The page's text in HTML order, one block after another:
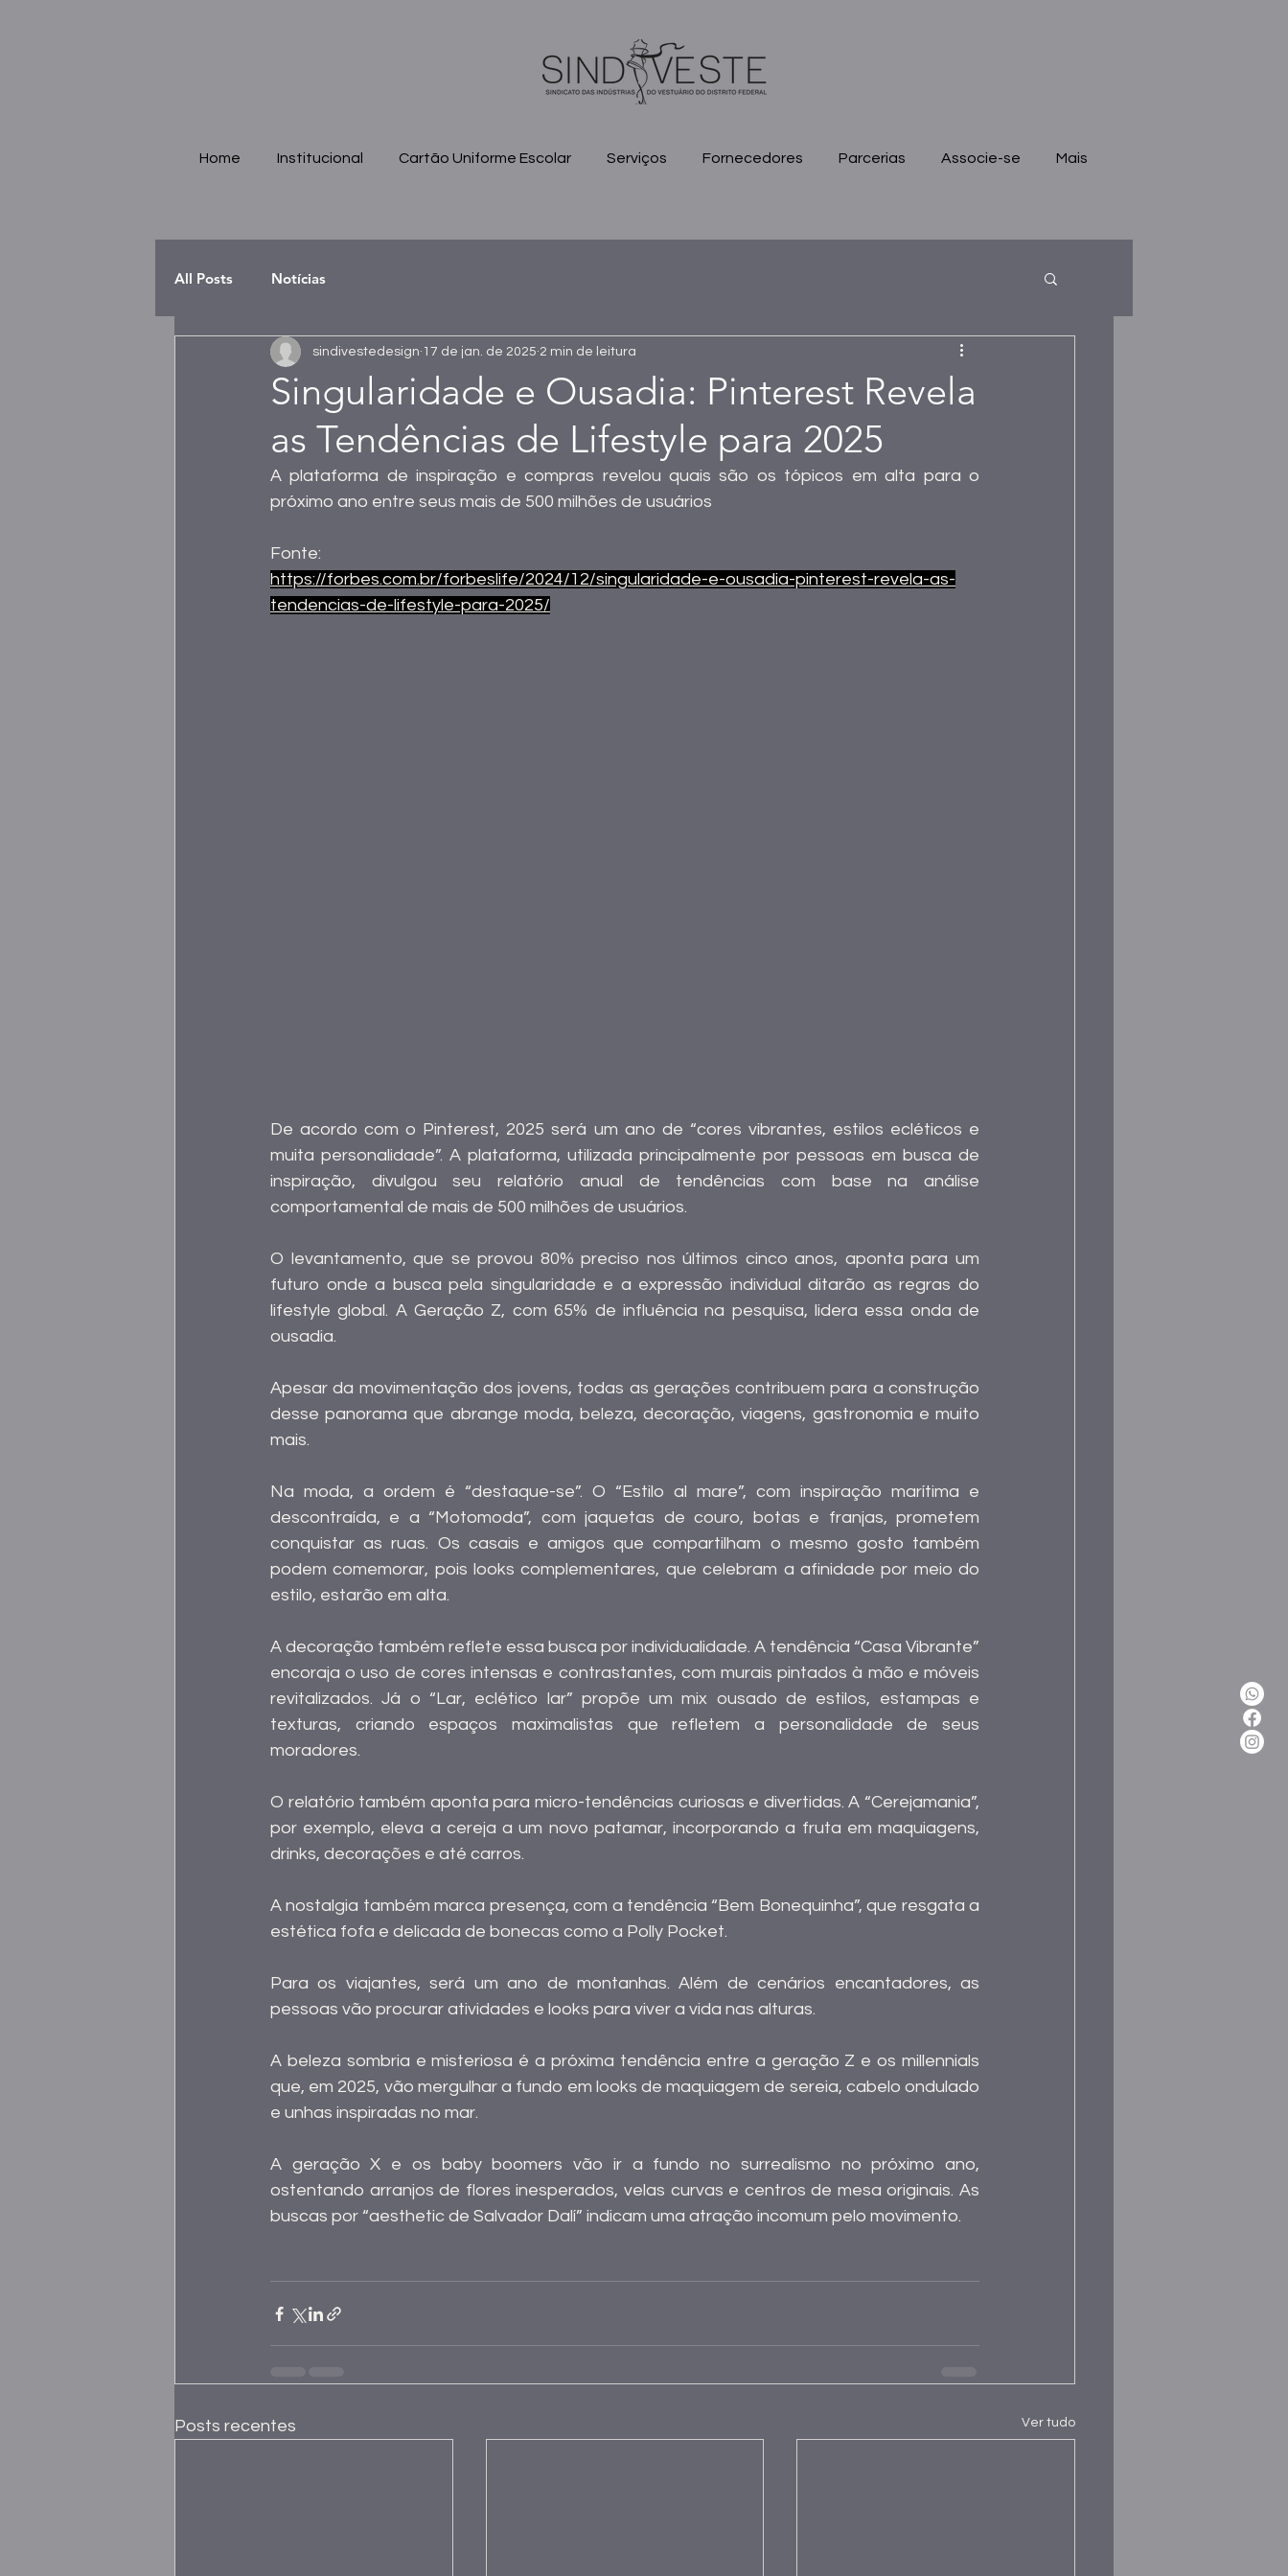
Home Institucional Cartão Uniforme Escolar Serviços Fornecedores Parcerias Associe-se Mais
All Posts Notícias
Singularidade e Ousadia: Pinterest Revela
as Tendências de Lifestyle para 2025
sindivestedesign 17 de jan. de 2025 2 min de leitura
A plataforma de inspiração e compras revelou quais são os tópicos em alta para o
próximo ano entre seus mais de 500 milhões de usuários
Fonte:
https://forbes.com.br/forbeslife/2024/12/singularidade-e-ousadia-pinterest-revela-as-
tendencias-de-lifestyle-para-2025/
De acordo com o Pinterest, 2025 será um ano de “cores vibrantes, estilos ecléticos e
muita personalidade”. A plataforma, utilizada principalmente por pessoas em busca de
inspiração, divulgou seu relatório anual de tendências com base na análise
comportamental de mais de 500 milhões de usuários.
O levantamento, que se provou 80% preciso nos últimos cinco anos, aponta para um
futuro onde a busca pela singularidade e a expressão individual ditarão as regras do
lifestyle global. A Geração Z, com 65% de influência na pesquisa, lidera essa onda de
ousadia.
Apesar da movimentação dos jovens, todas as gerações contribuem para a construção
desse panorama que abrange moda, beleza, decoração, viagens, gastronomia e muito
mais.
Na moda, a ordem é “destaque-se”. O “Estilo al mare”, com inspiração marítima e
descontraída, e a “Motomoda”, com jaquetas de couro, botas e franjas, prometem
conquistar as ruas. Os casais e amigos que compartilham o mesmo gosto também
podem comemorar, pois looks complementares, que celebram a afinidade por meio do
estilo, estarão em alta.
A decoração também reflete essa busca por individualidade. A tendência “Casa Vibrante”
encoraja o uso de cores intensas e contrastantes, com murais pintados à mão e móveis
revitalizados. Já o “Lar, eclético lar” propõe um mix ousado de estilos, estampas e
texturas, criando espaços maximalistas que refletem a personalidade de seus
moradores.
O relatório também aponta para micro-tendências curiosas e divertidas. A “Cerejamania”,
por exemplo, eleva a cereja a um novo patamar, incorporando a fruta em maquiagens,
drinks, decorações e até carros.
A nostalgia também marca presença, com a tendência “Bem Bonequinha”, que resgata a
estética fofa e delicada de bonecas como a Polly Pocket.
Para os viajantes, será um ano de montanhas. Além de cenários encantadores, as
pessoas vão procurar atividades e looks para viver a vida nas alturas.
A beleza sombria e misteriosa é a próxima tendência entre a geração Z e os millennials
que, em 2025, vão mergulhar a fundo em looks de maquiagem de sereia, cabelo ondulado
e unhas inspiradas no mar.
A geração X e os baby boomers vão ir a fundo no surrealismo no próximo ano,
ostentando arranjos de flores inesperados, velas curvas e centros de mesa originais. As
buscas por “aesthetic de Salvador Dalí” indicam uma atração incomum pelo movimento.
Posts recentes Ver tudo